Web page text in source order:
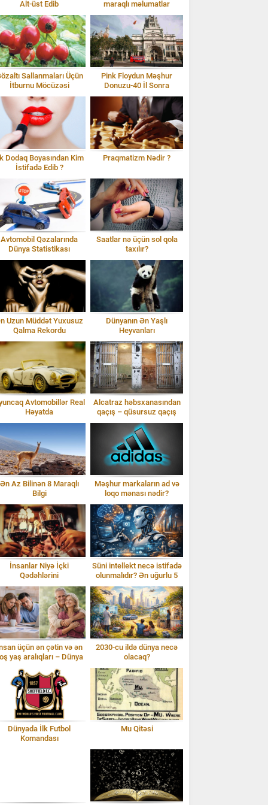
Alt-üst Edib maraqlı məlumatlar
Sallanmaları Üçün
İtburnu Möcüzəsi
Pink Floydun Məşhur
Donuzu-40 İl Sonra
Dodaq Boyasından Kim
İstifadə Edib ?
Praqmatizm Nədir ?
Avtomobil Qəzalarında
Dünya Statistikası
Saatlar nə üçün sol qola
taxılır?
Uzun Müddət Yuxusuz
Qalma Rekordu
Dünyanın Ən Yaşlı
Heyvanları
Avtomobillər Real
Həyatda
Alcatraz həbsxanasından
qaçış – qüsursuz qaçış
planı
Ən Az Bilinən 8 Maraqlı
Bilgi
Məşhur markaların ad və
loqo mənası nədir?
İnsanlar Niyə İçki
Qədəhlərini
Toqquşdururlar?
Süni intellekt necə istifadə
olunmalıdır? Ən uğurlu 5
alət
üçün ən çətin və ən
yaş aralıqları – Dünya
2030-cu ildə dünya necə
olacaq?
Dünyada İlk Futbol
Komandası
Mu Qitəsi